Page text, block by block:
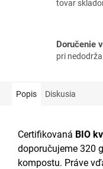
tovar
Doručenie
pri
Popis Diskusia
Certifikovaná BIO
doporučujeme 320
kompostu. Práve